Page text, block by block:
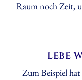
Raum noch Zeit,
LEBE
Zum Beispiel